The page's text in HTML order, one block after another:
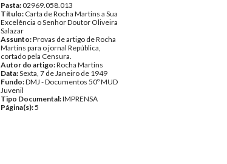
Pasta:02969.058.013
Título: Carta de Rocha Martins a Sua
Excelência o Senhor Doutor Oliveira
Salazar
Assunto:Provas de artigo de Rocha
Martins para o jornal República,
cortado pela Censura.
Autor do artigo:Rocha Martins
Data:Sexta, 7 de Janeiro de 1949
Fundo:DMJ - Documentos 50º MUD
Juvenil
Tipo Documental:IMPRENSA
Página(s):5